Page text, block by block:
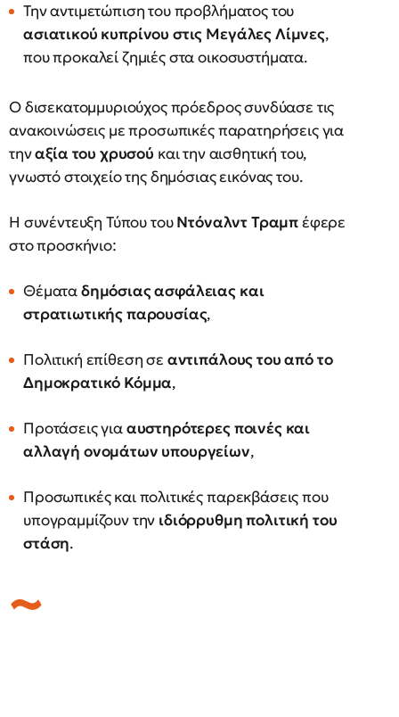
Την αντιμετώπιση του προβλήματος του
ασιατικού κυπρίνου στις Μεγάλες Λίμνες,
που προκαλεί ζημιές στα οικοσυστήματα.
Ο δισεκατομμυριούχος πρόεδρος συνδύασε τις
ανακοινώσεις με προσωπικές παρατηρήσεις για
τηναξία του χρυσού και την αισθητική του,
γνωστό στοιχείο της δημόσιας εικόνας του.
Η συνέντευξη Τύπου τουΝτόναλντ Τραμπέφερε
στο προσκήνιο:
Θέματαδημόσιας ασφάλειας και
στρατιωτικής παρουσίας,
Πολιτική επίθεση σε αντιπάλους του από το
Δημοκρατικό Κόμμα,
Προτάσεις γιααυστηρότερες ποινές και
αλλαγή ονομάτων υπουργείων,
Προσωπικές και πολιτικές παρεκβάσεις που
υπογραμμίζουν την ιδιόρρυθμη πολιτική του
στάση.